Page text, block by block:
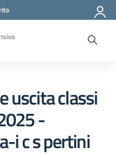
uscita classi
-
i c s pertini